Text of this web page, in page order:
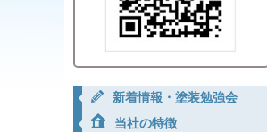
新着情報・塗装勉強会
当社の特徴